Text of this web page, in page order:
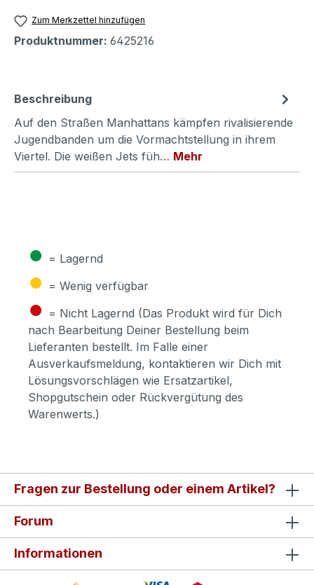
Zum Merkzettel hinzufügen
Produktnummer: 6425216
Beschreibung
Auf den Straßen Manhattans kämpfen rivalisierende
Jugendbanden um die Vormachtstellung in ihrem
Viertel. Die weißen Jets füh… Mehr
● = Lagernd
● = Wenig verfügbar
● = Nicht Lagernd (Das Produkt wird für Dich
nach Bearbeitung Deiner Bestellung beim
Lieferanten bestellt. Im Falle einer
Ausverkaufsmeldung, kontaktieren wir Dich mit
Lösungsvorschlägen wie Ersatzartikel,
Shopgutschein oder Rückvergütung des
Warenwerts.)
Fragen zur Bestellung oder einem Artikel?
Forum
Informationen